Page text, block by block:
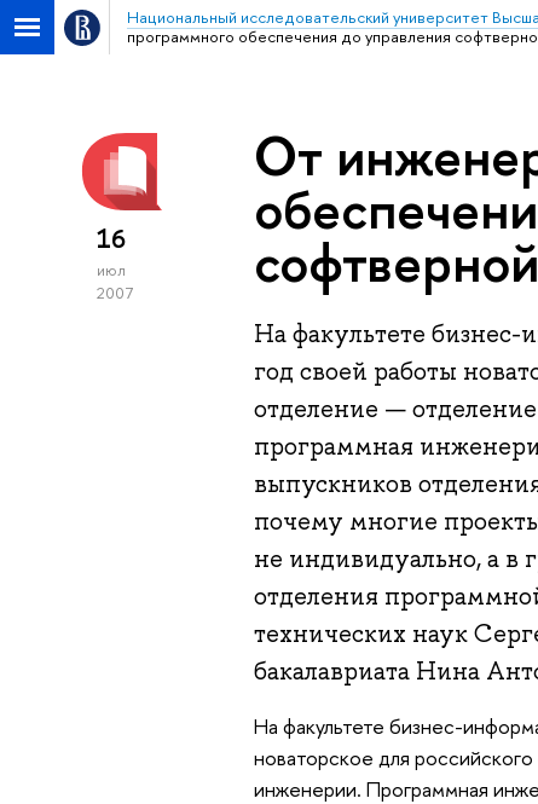
Национальный исследовательский университет
программного обеспечения до управления
16
июл
2007
От
На факультете
год своей работы
отделение —
программная
выпускников
почему многие
не индивидуально, а в
отделения
технических наук
бакалавриата Нина
На факультете бизнес-
новаторское для
инженерии. Программная